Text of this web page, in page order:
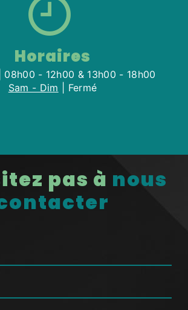
Horaires
| 08h00 - 12h00 & 13h00 - 18h00
Sam - Dim | Fermé
pas à nous